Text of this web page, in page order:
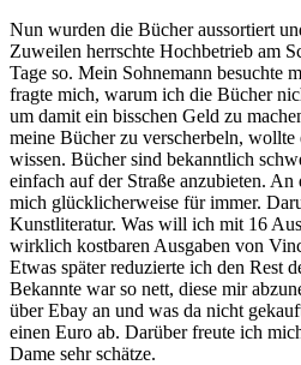
Nun wurden die Bücher aussortiert
Zuweilen herrschte Hochbetrieb am
Tage so. Mein Sohnemann besuchte
fragte mich, warum ich die Bücher
um damit ein bisschen Geld zu
meine Bücher zu verscherbeln,
wissen. Bücher sind bekanntlich
einfach auf der Straße anzubieten.
mich glücklicherweise für immer.
Kunstliteratur. Was will ich mit 16
wirklich kostbaren Ausgaben von
Etwas später reduzierte ich den Rest
Bekannte war so nett, diese mir
über Ebay an und was da nicht
einen Euro ab. Darüber freute ich
Dame sehr schätze.